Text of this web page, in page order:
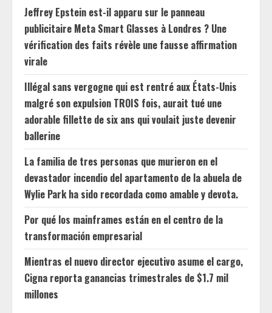
Jeffrey Epstein est-il apparu sur le panneau
publicitaire Meta Smart Glasses à Londres ? Une
vérification des faits révèle une fausse affirmation
virale
Illégal sans vergogne qui est rentré aux États-Unis
malgré son expulsion TROIS fois, aurait tué une
adorable fillette de six ans qui voulait juste devenir
ballerine
La familia de tres personas que murieron en el
devastador incendio del apartamento de la abuela de
Wylie Park ha sido recordada como amable y devota.
Por qué los mainframes están en el centro de la
transformación empresarial
Mientras el nuevo director ejecutivo asume el cargo,
Cigna reporta ganancias trimestrales de $1.7 mil
millones